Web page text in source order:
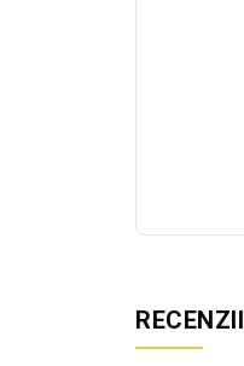
RECENZII